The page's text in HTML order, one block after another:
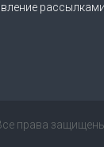
рассылками
Все права